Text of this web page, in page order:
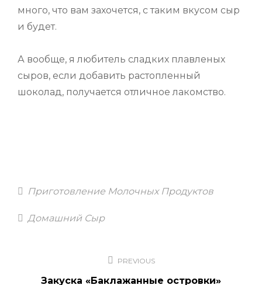
много, что вам захочется, с таким вкусом сыр
и будет.
А вообще, я любитель сладких плавленых
сыров, если добавить растопленный
шоколад, получается отличное лакомство.
Categories
Приготовление Молочных Продуктов
Tags
Домашний Сыр
Навигация
PREVIOUS
Закуска «Баклажанные островки»